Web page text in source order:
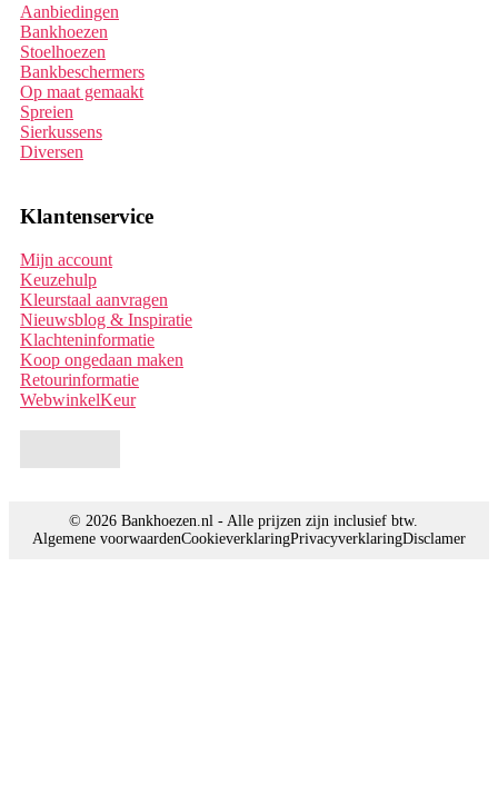
Aanbiedingen
Bankhoezen
Stoelhoezen
Bankbeschermers
Op maat gemaakt
Spreien
Sierkussens
Diversen
Klantenservice
Mijn account
Keuzehulp
Kleurstaal aanvragen
Nieuwsblog & Inspiratie
Klachteninformatie
Koop ongedaan maken
Retourinformatie
WebwinkelKeur
© 2026 Bankhoezen.nl - Alle prijzen zijn inclusief btw.
Algemene voorwaardenCookieverklaringPrivacyverklaringDisclamer